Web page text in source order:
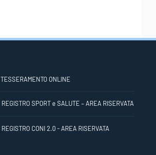
TESSERAMENTO ONLINE
REGISTRO SPORT e SALUTE – AREA RISERVATA
REGISTRO CONI 2.0 - AREA RISERVATA